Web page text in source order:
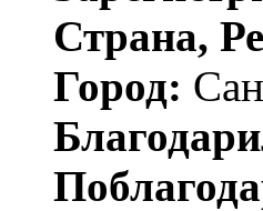
Страна,
Город: